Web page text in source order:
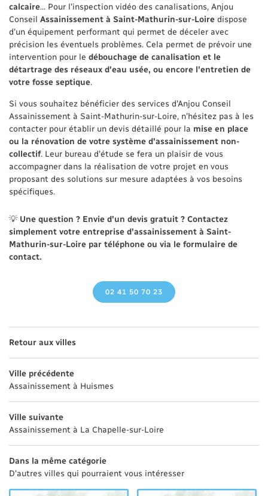
calcaire... Pour l'inspection vidéo des canalisations, Anjou
Conseil Assainissement à Saint-Mathurin-sur-Loire dispose
d'un équipement performant qui permet de déceler avec
précision les éventuels problèmes. Cela permet de prévoir une
intervention pour le débouchage de canalisation et le
détartrage des réseaux d'eau usée, ou encore l'entretien de
votre fosse septique.
Si vous souhaitez bénéficier des services d'Anjou Conseil
Assainissement à Saint-Mathurin-sur-Loire, n'hésitez pas à les
contacter pour établir un devis détaillé pour la mise en place
ou la rénovation de votre système d'assainissement non-
collectif. Leur bureau d'étude se fera un plaisir de vous
accompagner dans la réalisation de votre projet en vous
proposant des solutions sur mesure adaptées à vos besoins
spécifiques.
💡 Une question ? Envie d'un devis gratuit ? Contactez
simplement votre entreprise d'assainissement à Saint-
Mathurin-sur-Loire par téléphone ou via le formulaire de
contact.
02 41 50 70 23
Retour aux villes
Ville précédente
Assainissement à Huismes
Ville suivante
Assainissement à La Chapelle-sur-Loire
Dans la même catégorie
D'autres villes qui pourraient vous intéresser